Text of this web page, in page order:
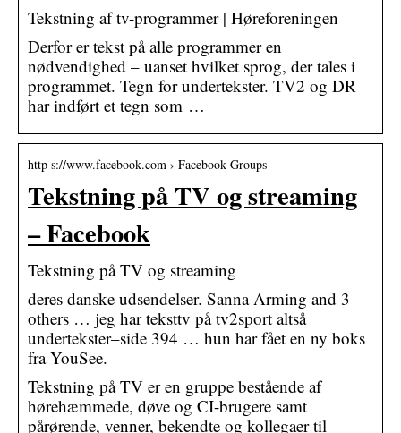
Tekstning af tv-programmer | Høreforeningen
Derfor er tekst på alle programmer en
nødvendighed – uanset hvilket sprog, der tales i
programmet. Tegn for undertekster. TV2 og DR
har indført et tegn som …
http s://www.facebook.com › Facebook Groups
Tekstning på TV og streaming
– Facebook
Tekstning på TV og streaming
deres danske udsendelser. Sanna Arming and 3
others … jeg har teksttv på tv2sport altså
undertekster–side 394 … hun har fået en ny boks
fra YouSee.
Tekstning på TV er en gruppe bestående af
hørehæmmede, døve og CI-brugere samt
pårørende, venner, bekendte og kollegaer til